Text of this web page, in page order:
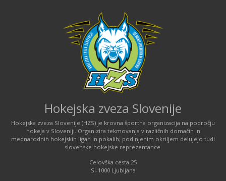
Hokejska zveza Slovenije
Hokejska zveza Slovenije (HZS) je krovna športna organizacija na področju
hokeja v Sloveniji. Organizira tekmovanja v različnih domačih in
mednarodnih hokejskih ligah in pokalih; pod njenim okriljem delujejo tudi
slovenske hokejske reprezentance.
Celovška cesta 25
SI-1000 Ljubljana